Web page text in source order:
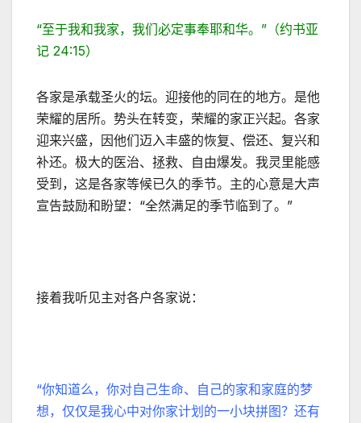
“至于我和我家，我们必定事奉耶和华。”（约书亚
记 24:15）
各家是承载圣火的坛。迎接他的同在的地方。是他
荣耀的居所。势头在转变，荣耀的家正兴起。各家
迎来兴盛，因他们迈入丰盛的恢复、偿还、复兴和
补还。极大的医治、拯救、自由爆发。我灵里能感
受到，这是各家等候已久的季节。主的心意是大声
宣告鼓励和盼望：“全然满足的季节临到了。”
接着我听见主对各户各家说：
“你知道么，你对自己生命、自己的家和家庭的梦
想，仅仅是我心中对你家计划的一小块拼图？还有